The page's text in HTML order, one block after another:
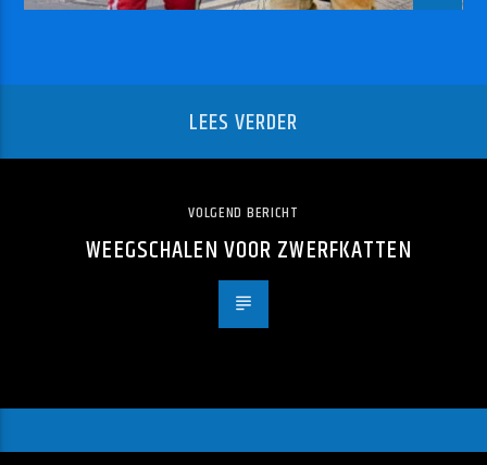
LEES VERDER
VOLGEND BERICHT
WEEGSCHALEN VOOR ZWERFKATTEN